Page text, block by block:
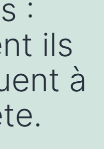
:
ils
à